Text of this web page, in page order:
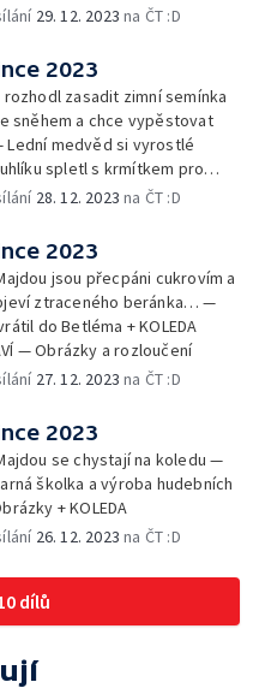
29. 12. 2023 na ČT :D
2023
zasadit zimní semínka
sněhem a chce vypěstovat
medvěd si vyrostlé
spletl s krmítkem pro
Kompas od medvěda +
28. 12. 2023 na ČT :D
2023
jsou přecpáni cukrovím a
ztraceného beránka… —
do Betléma + KOLEDA
— Obrázky a rozloučení
27. 12. 2023 na ČT :D
2023
se chystají na koledu —
školka a výroba hudebních
+ KOLEDA
26. 12. 2023 na ČT :D
dílů